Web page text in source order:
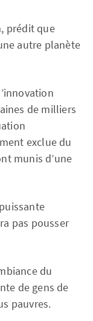
prédit que
autre planète
de milliers
exclue du
munis d’une
pas pousser
du
de gens de
pauvres.